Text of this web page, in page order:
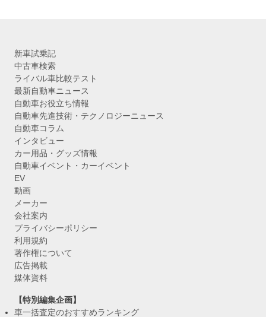
新車試乗記
中古車検索
ライバル車比較テスト
最新自動車ニュース
自動車お役立ち情報
自動車先進技術・テクノロジーニュース
自動車コラム
インタビュー
カー用品・グッズ情報
自動車イベント・カーイベント
EV
動画
メーカー
会社案内
プライバシーポリシー
利用規約
著作権について
広告掲載
媒体資料
【特別編集企画】
車一括査定のおすすめランキング